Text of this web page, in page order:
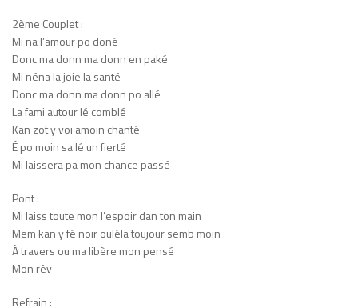
2ème Couplet :
Mi na l’amour po doné
Donc ma donn ma donn en paké
Mi néna la joie la santé
Donc ma donn ma donn po allé
La fami autour lé comblé
Kan zot y voi amoin chanté
É po moin sa lé un fierté
Mi laissera pa mon chance passé
Pont :
Mi laiss toute mon l’espoir dan ton main
Mem kan y fé noir ouléla toujour semb moin
À travers ou ma libère mon pensé
Mon rêv
Refrain :